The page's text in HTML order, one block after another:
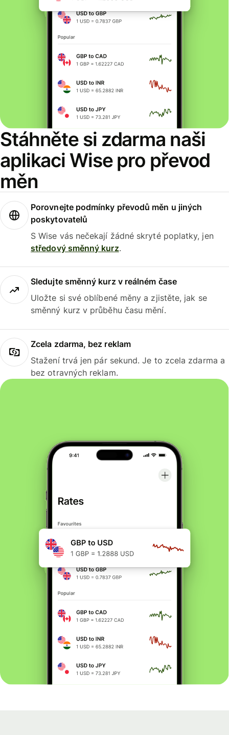
Stáhněte si zdarma naši
aplikaci Wise pro převod
měn
Porovnejte podmínky převodů měn u jiných
poskytovatelů
S Wise vás nečekají žádné skryté poplatky, jen
středový směnný kurz.
Sledujte směnný kurz v reálném čase
Uložte si své oblíbené měny a zjistěte, jak se
směnný kurz v průběhu času mění.
Zcela zdarma, bez reklam
Stažení trvá jen pár sekund. Je to zcela zdarma a
bez otravných reklam.